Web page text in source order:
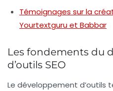
Témoignages sur la
Yourtextguru et Babbar
Les fondements du
d’outils SEO
Le développement d’outils